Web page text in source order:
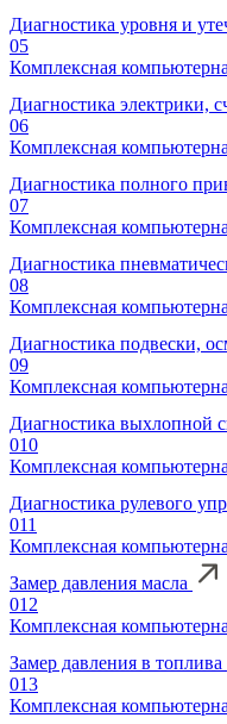
Диагностика уровня и
05
Комплексная
Диагностика электрики,
06
Комплексная
Диагностика полного
07
Комплексная
Диагностика
08
Комплексная
Диагностика подвески,
09
Комплексная
Диагностика выхлопной
010
Комплексная
Диагностика рулевого
011
Комплексная
Замер давления масла
012
Комплексная
Замер давления в топлива
013
Комплексная